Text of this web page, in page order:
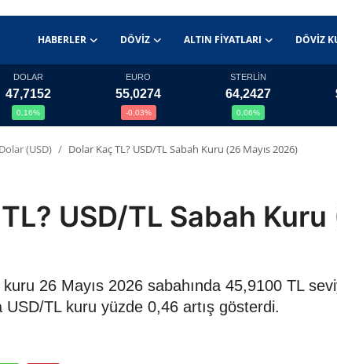
HABERLER DÖVIZ ALTIN FIYATLARI DÖVIZ
DOLAR
47,7152
0,16%
EURO
55,0274
-0,03%
STERLİN
64,2427
0,06%
Dolar (USD) Dolar Kaç TL? USD/TL Sabah Kuru (26 Mayıs 2026)
USD/TL Sabah Kuru
26 Mayıs 2026 sabahında 45,9100 TL
USD/TL kuru yüzde 0,46 artış gösterdi.